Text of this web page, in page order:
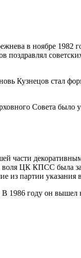
в ноябре 1982
Кузнецов стал
Совета было
части
воля ЦК КПСС была
из партии указания
В 1986 году он